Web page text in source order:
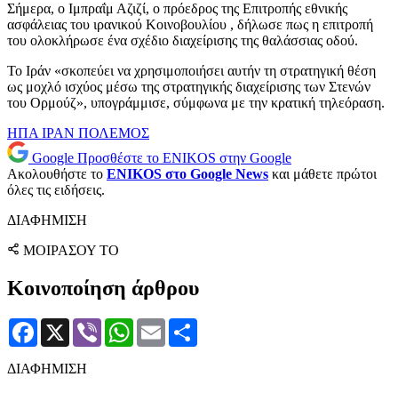
Σήμερα, ο Ιμπραΐμ Αζιζί, ο πρόεδρος της Επιτροπής εθνικής
ασφάλειας του ιρανικού Κοινοβουλίου , δήλωσε πως η επιτροπή
του ολοκλήρωσε ένα σχέδιο διαχείρισης της θαλάσσιας οδού.
Το Ιράν «σκοπεύει να χρησιμοποιήσει αυτήν τη στρατηγική θέση
ως μοχλό ισχύος μέσω της στρατηγικής διαχείρισης των Στενών
του Ορμούζ», υπογράμμισε, σύμφωνα με την κρατική τηλεόραση.
ΗΠΑ ΙΡΑΝ ΠΟΛΕΜΟΣ
Google Προσθέστε το ENIKOS στην Google
Ακολουθήστε το ENIKOS στο Google News και μάθετε πρώτοι
όλες τις ειδήσεις.
ΔΙΑΦΗΜΙΣΗ
ΜΟΙΡΑΣΟΥ ΤΟ
Κοινοποίηση άρθρου
Facebook
X Viber WhatsApp
Email
ΔΙΑΦΗΜΙΣΗ